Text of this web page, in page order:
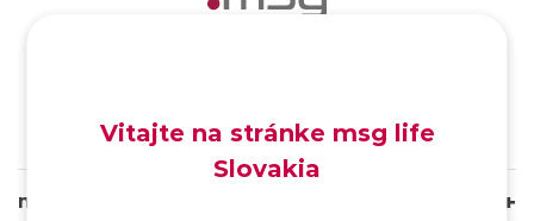
msg life Slovakia
Vitajte na stránke msg life
Slovakia